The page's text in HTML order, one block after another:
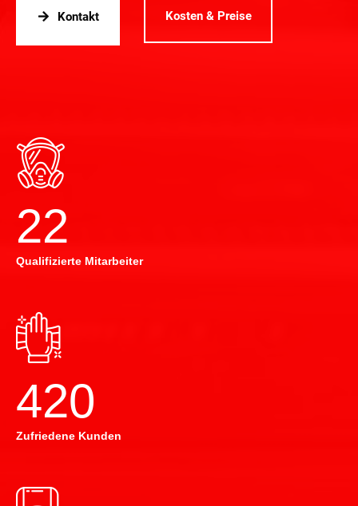
Kontakt Kosten & Preise
22
Qualifizierte Mitarbeiter
420
Zufriedene Kunden